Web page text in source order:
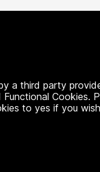
a third party
Cookies.
to yes if you